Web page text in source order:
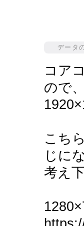
データ
コア
ので
こち
じに
考え